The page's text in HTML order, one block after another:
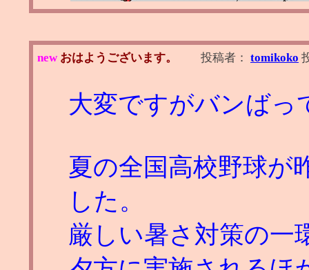
new おはようございます。 投稿者： tomikoko
大変ですがバンばっ
夏の全国高校野球が
した。
厳しい暑さ対策の一